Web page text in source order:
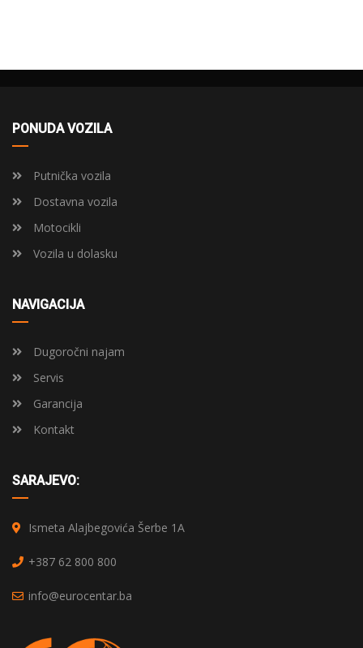
PONUDA VOZILA
Putnička vozila
Dostavna vozila
Motocikli
Vozila u dolasku
NAVIGACIJA
Dugoročni najam
Servis
Garancija
Kontakt
SARAJEVO:
Ismeta Alajbegovića Šerbe 1A
+387 62 800 800
info@eurocentar.ba